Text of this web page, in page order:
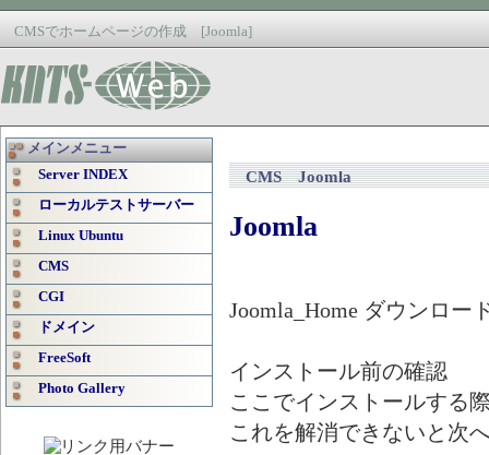
CMSでホームページの作成 [Joomla]
メインメニュー
Server INDEX
ローカルテストサーバー
Linux Ubuntu
CMS
CGI
ドメイン
FreeSoft
Photo Gallery
CMS Joomla
Joomla
Joomla_Home ダウンロー
インストール前の確認
ここでインストールする
これを解消できないと次